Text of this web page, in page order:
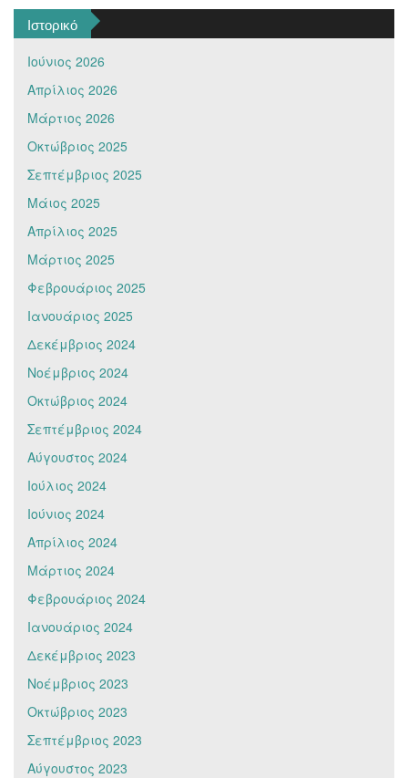
Ιστορικό
Ιούνιος 2026
Απρίλιος 2026
Μάρτιος 2026
Οκτώβριος 2025
Σεπτέμβριος 2025
Μάιος 2025
Απρίλιος 2025
Μάρτιος 2025
Φεβρουάριος 2025
Ιανουάριος 2025
Δεκέμβριος 2024
Νοέμβριος 2024
Οκτώβριος 2024
Σεπτέμβριος 2024
Αύγουστος 2024
Ιούλιος 2024
Ιούνιος 2024
Απρίλιος 2024
Μάρτιος 2024
Φεβρουάριος 2024
Ιανουάριος 2024
Δεκέμβριος 2023
Νοέμβριος 2023
Οκτώβριος 2023
Σεπτέμβριος 2023
Αύγουστος 2023